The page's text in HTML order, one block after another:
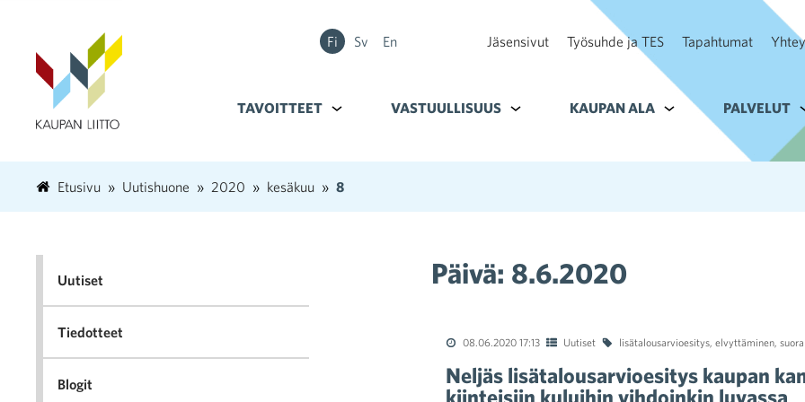
Fi Sv En Jäsensivut Työsuhde ja TES Tapahtumat
TAVOITTEET Alavalikko kohteelle Tavoitteet
VASTUULLISUUS Alavalikko kohteelle Vastuullisuus
KAUPAN ALA Alavalikko kohteelle
PALVELUT
Etusivu Uutishuone 2020 kesäkuu 8
Päivä: 8.6.2020
08.06.2020 17:13 Uutiset lisätalousarvioesitys, elvyttäminen,
Neljäs lisätalousarvioesitys kaupan
kiinteisiin kuluihin vihdoinkin luvassa
Uutiset
Tiedotteet
Blogit